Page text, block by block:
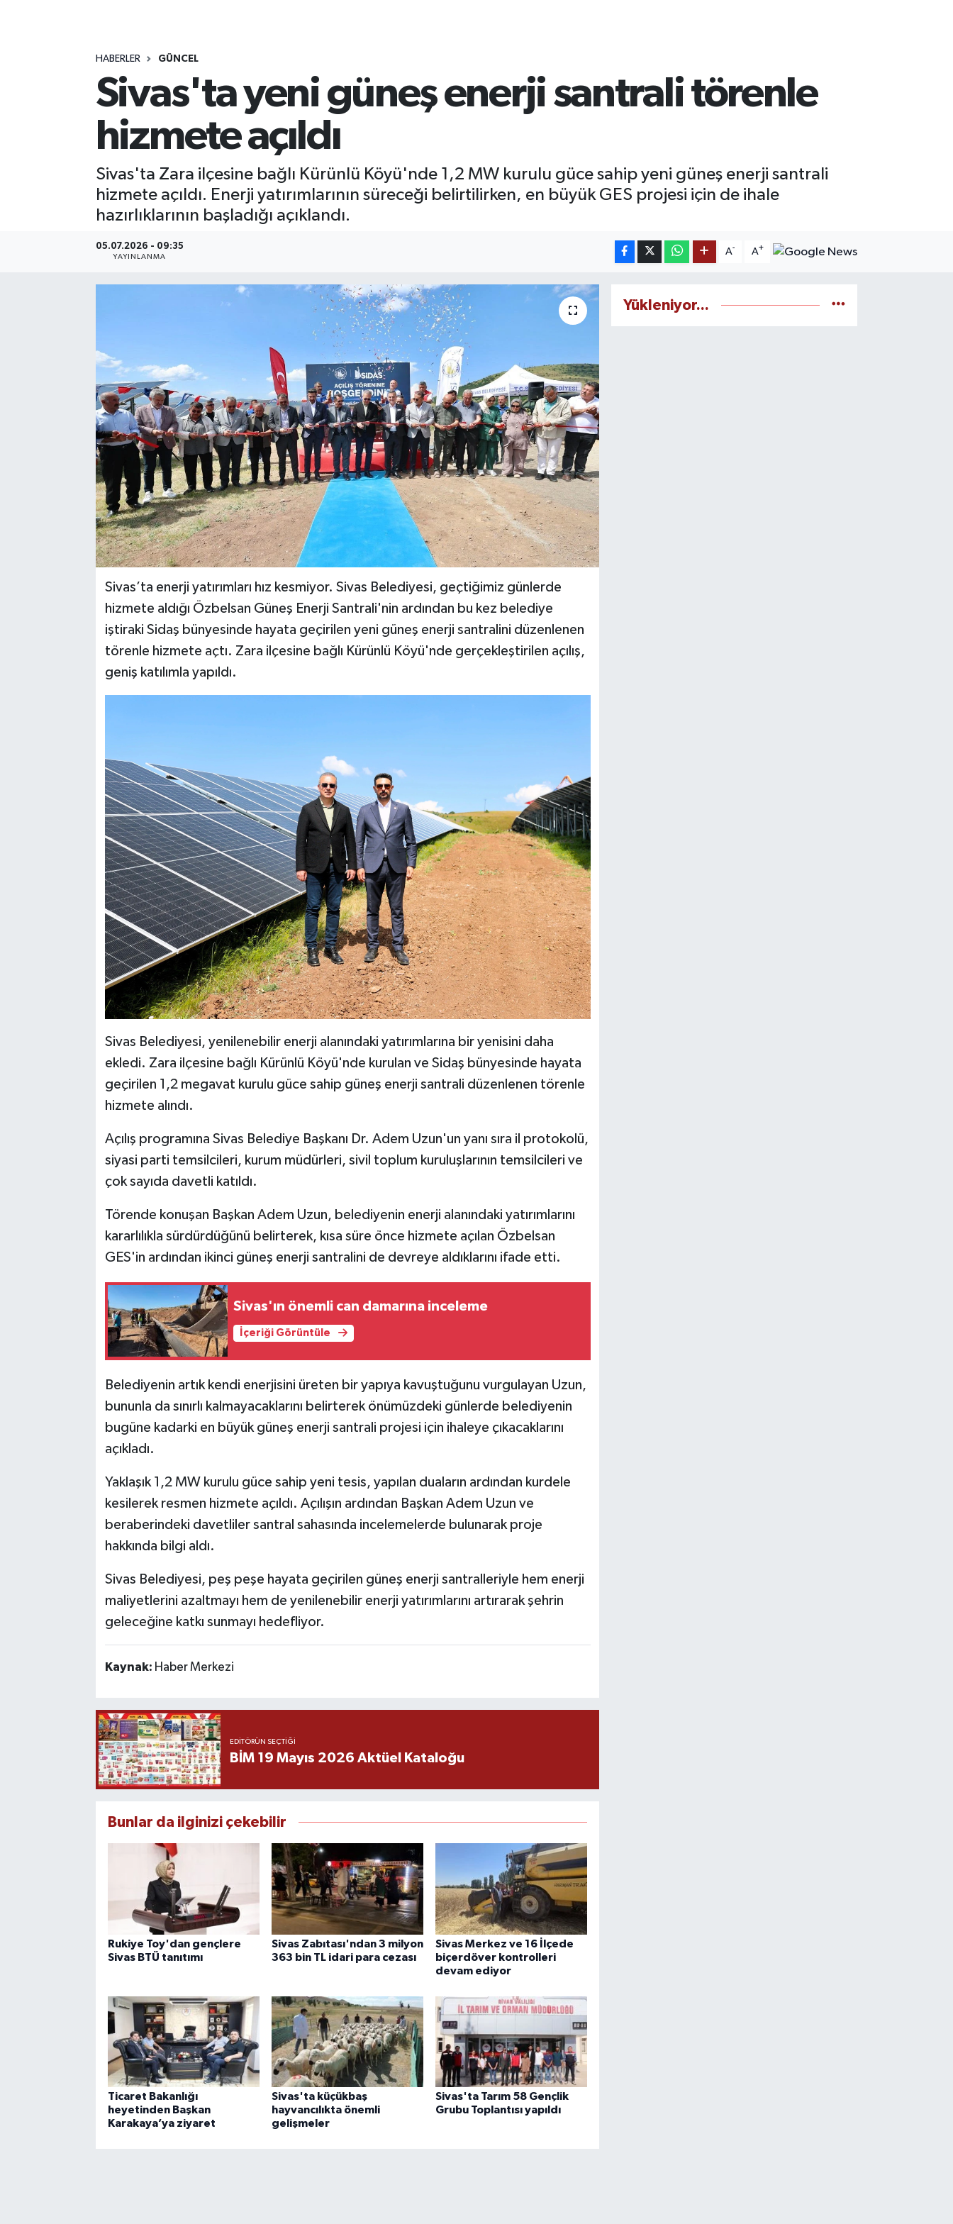
HABERLER GÜNCEL
Sivas'ta yeni güneş enerji santrali törenle
hizmete açıldı
Sivas'ta Zara ilçesine bağlı Kürünlü Köyü'nde 1,2 MW kurulu güce sahip yeni güneş enerji santrali
hizmete açıldı. Enerji yatırımlarının süreceği belirtilirken, en büyük GES projesi için de ihale
hazırlıklarının başladığı açıklandı.
05.07.2026 - 09:35
YAYINLANMA
A- A+
Sivas’ta enerji yatırımları hız kesmiyor. Sivas Belediyesi, geçtiğimiz günlerde
hizmete aldığı Özbelsan Güneş Enerji Santrali'nin ardından bu kez belediye
iştiraki Sidaş bünyesinde hayata geçirilen yeni güneş enerji santralini düzenlenen
törenle hizmete açtı. Zara ilçesine bağlı Kürünlü Köyü'nde gerçekleştirilen açılış,
geniş katılımla yapıldı.
Sivas Belediyesi, yenilenebilir enerji alanındaki yatırımlarına bir yenisini daha
ekledi. Zara ilçesine bağlı Kürünlü Köyü'nde kurulan ve Sidaş bünyesinde hayata
geçirilen 1,2 megavat kurulu güce sahip güneş enerji santrali düzenlenen törenle
hizmete alındı.
Açılış programına Sivas Belediye Başkanı Dr. Adem Uzun'un yanı sıra il protokolü,
siyasi parti temsilcileri, kurum müdürleri, sivil toplum kuruluşlarının temsilcileri ve
çok sayıda davetli katıldı.
Törende konuşan Başkan Adem Uzun, belediyenin enerji alanındaki yatırımlarını
kararlılıkla sürdürdüğünü belirterek, kısa süre önce hizmete açılan Özbelsan
GES'in ardından ikinci güneş enerji santralini de devreye aldıklarını ifade etti.
Sivas'ın önemli can damarına inceleme
İçeriği Görüntüle
Belediyenin artık kendi enerjisini üreten bir yapıya kavuştuğunu vurgulayan Uzun,
bununla da sınırlı kalmayacaklarını belirterek önümüzdeki günlerde belediyenin
bugüne kadarki en büyük güneş enerji santrali projesi için ihaleye çıkacaklarını
açıkladı.
Yaklaşık 1,2 MW kurulu güce sahip yeni tesis, yapılan duaların ardından kurdele
kesilerek resmen hizmete açıldı. Açılışın ardından Başkan Adem Uzun ve
beraberindeki davetliler santral sahasında incelemelerde bulunarak proje
hakkında bilgi aldı.
Sivas Belediyesi, peş peşe hayata geçirilen güneş enerji santralleriyle hem enerji
maliyetlerini azaltmayı hem de yenilenebilir enerji yatırımlarını artırarak şehrin
geleceğine katkı sunmayı hedefliyor.
Kaynak: Haber Merkezi
EDITÖRÜN SEÇTIĞI
BİM 19 Mayıs 2026 Aktüel Kataloğu
Bunlar da ilginizi çekebilir
Rukiye Toy'dan gençlere
Sivas BTÜ tanıtımı
Sivas Zabıtası'ndan 3 milyon
363 bin TL idari para cezası
Sivas Merkez ve 16 İlçede
biçerdöver kontrolleri
devam ediyor
Ticaret Bakanlığı
heyetinden Başkan
Karakaya’ya ziyaret
Sivas'ta küçükbaş
hayvancılıkta önemli
gelişmeler
Sivas'ta Tarım 58 Gençlik
Grubu Toplantısı yapıldı
Yükleniyor...
ÖZEL HABER
RESMİ İLANLAR
SOSYAL YARDIMLAR
SPONSORLU YAZI